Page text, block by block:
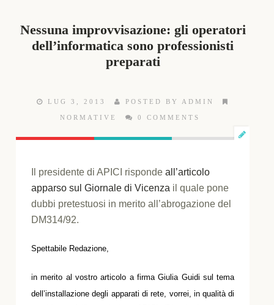
Nessuna improvvisazione: gli operatori
dell’informatica sono professionisti
preparati
LUG 3, 2013 POSTED BY ADMIN
NORMATIVE 0 COMMENTS
Il presidente di APICI rispondeall’articolo
apparso sul Giornale di Vicenza il quale pone
dubbi pretestuosi in merito all’abrogazione del
DM314/92.
Spettabile Redazione,
in merito al vostro articolo a firma Giulia Guidi sul tema
dell’installazione degli apparati di rete, vorrei, in qualità di